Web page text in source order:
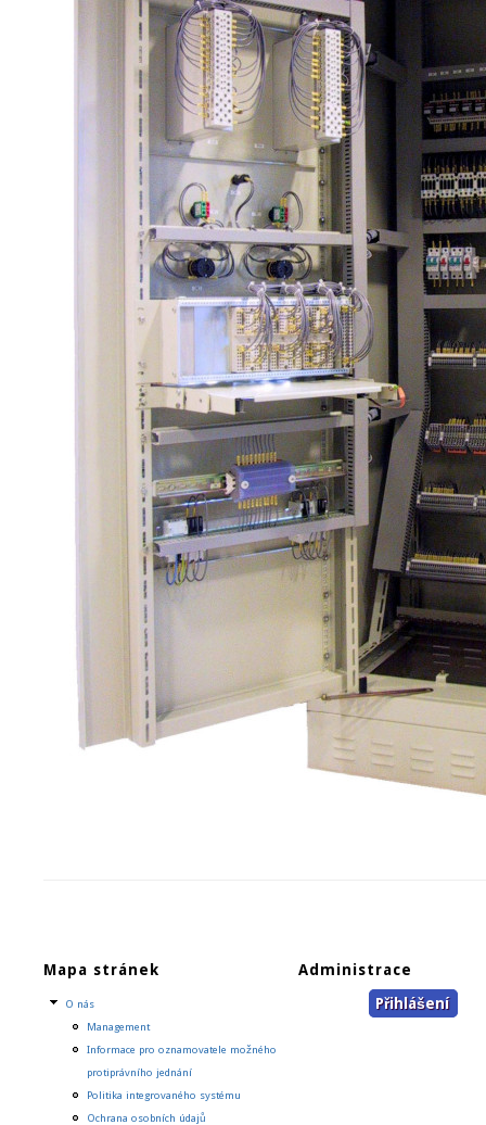
Mapa stránek
O nás
Management
Informace pro oznamovatele možného
protiprávního jednání
Politika integrovaného systému
Ochrana osobních údajů
Administrace
Přihlášení